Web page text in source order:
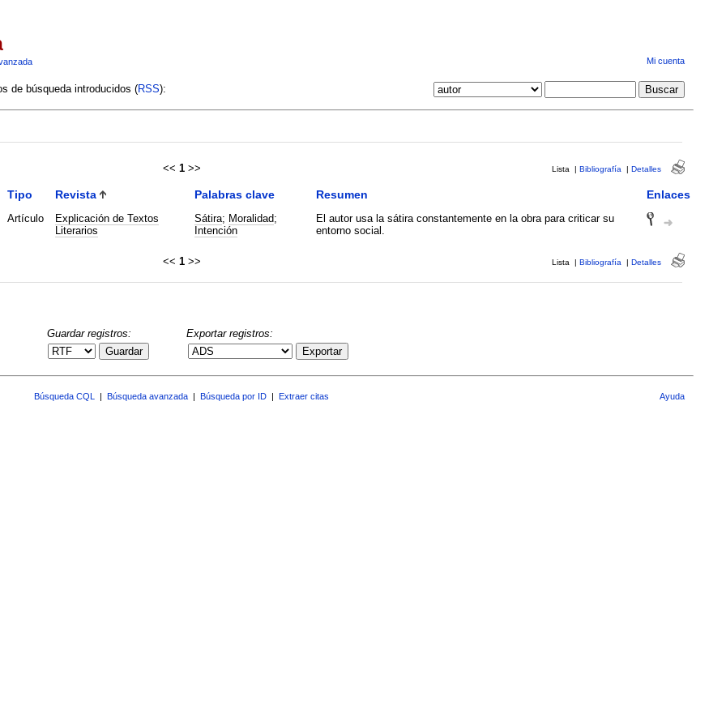
Mi cuenta
de búsqueda introducidos (RSS):
<< 1 >> Lista | Bibliografía | Detalles
Tipo Revista Palabras clave Resumen Enlaces
Artículo
Explicación de Textos
Literarios
Sátira; Moralidad;
Intención
El autor usa la sátira constantemente en la obra para criticar su
entorno social.
<< 1 >> Lista | Bibliografía | Detalles
Guardar registros:
Guardar
Exportar registros:
Exportar
Búsqueda CQL Búsqueda avanzada Búsqueda por ID Extraer citas Ayuda